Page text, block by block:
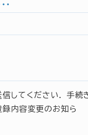
・
してください． 手続
録内容変更のお知ら